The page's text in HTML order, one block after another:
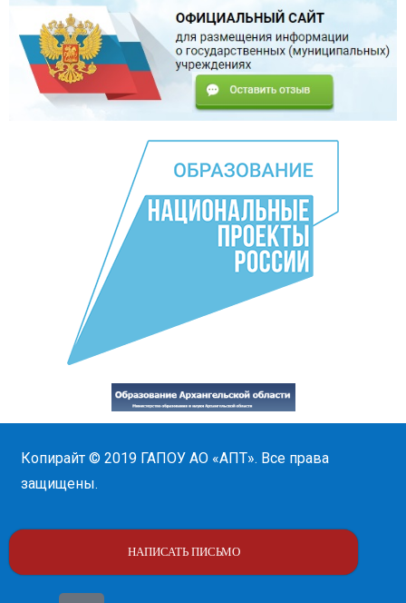
Копирайт © 2019 ГАПОУ АО «АПТ». Все права
защищены.
НАПИСАТЬ ПИСЬМО